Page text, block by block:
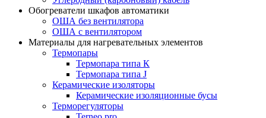
Обогреватели шкафов автоматики
ОША без вентилятора
ОША с вентилятором
Материалы для нагревательных элементов
Термопары
Термопара типа К
Термопара типа J
Керамические изоляторы
Керамические изоляционные бусы
Терморегуляторы